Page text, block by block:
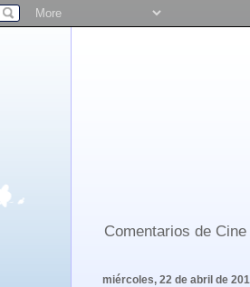
Comentarios de
miércoles, 22 de abril de